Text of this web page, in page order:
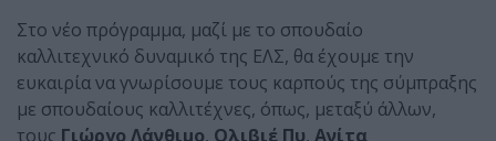
Στο νέο πρόγραμμα, μαζί με το σπουδαίο
καλλιτεχνικό δυναμικό της ΕΛΣ, θα έχουμε την
ευκαιρία να γνωρίσουμε τους καρπούς της σύμπραξης
με σπουδαίους καλλιτέχνες, όπως, μεταξύ άλλων,
τους Γιώργο Λάνθιμο, Ολιβιέ Πυ, Ανίτα